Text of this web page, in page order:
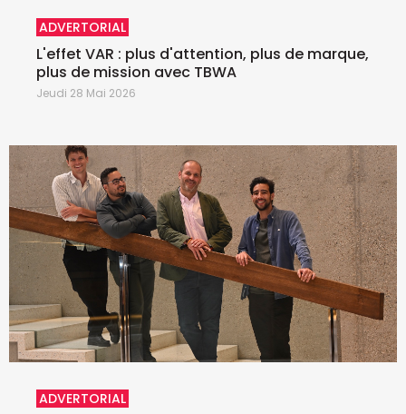
ADVERTORIAL
L'effet VAR : plus d'attention, plus de marque,
plus de mission avec TBWA
Jeudi 28 Mai 2026
ADVERTORIAL